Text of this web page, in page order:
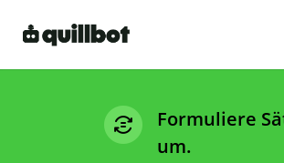
Formuliere
um.